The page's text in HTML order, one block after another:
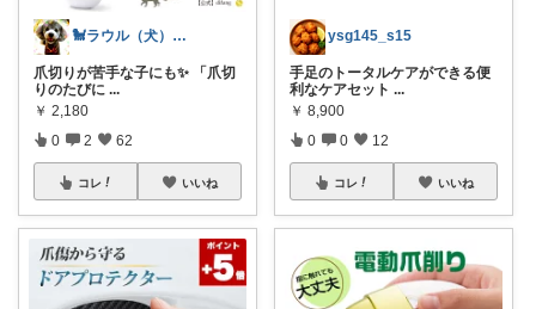
🐩ラウル（犬）と私の健康ROOM🐾
爪切りが苦手な子にも✨ 「爪切
りのたびに ...
￥ 2,180
0 2 62
コレ いいね
ysg145_s15
手足のトータルケアができる便
利なケアセット ...
￥ 8,900
0 0 12
コレ いいね